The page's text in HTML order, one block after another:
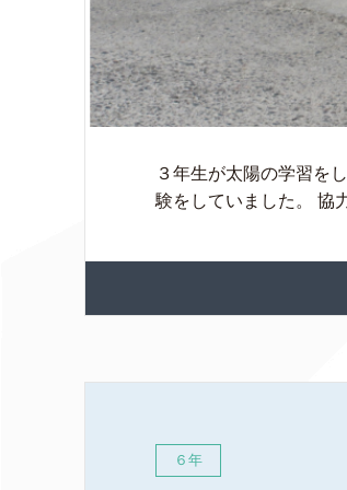
３年生が太陽の学習を
験をしていました。 協
６年